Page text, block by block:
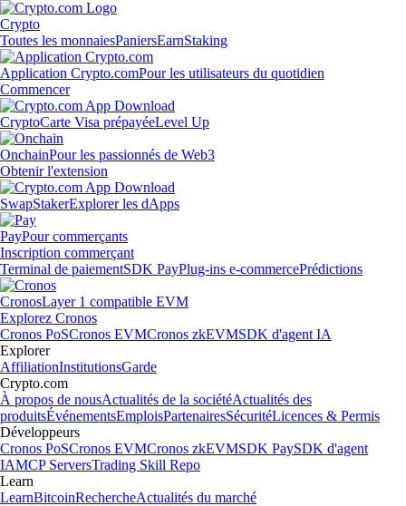
Crypto
Toutes les monnaiesPaniersEarnStaking
Application Crypto.comPour les utilisateurs du quotidien
Commencer
CryptoCarte Visa prépayéeLevel Up
OnchainPour les passionnés de Web3
Obtenir l'extension
SwapStakerExplorer les dApps
PayPour commerçants
Inscription commerçant
Terminal de paiementSDK PayPlug-ins e-commercePrédictions
CronosLayer 1 compatible EVM
Explorez Cronos
Cronos PoSCronos EVMCronos zkEVMSDK d'agent IA
Explorer
AffiliationInstitutionsGarde
Crypto.com
À propos de nousActualités de la sociétéActualités des
produitsÉvénementsEmploisPartenairesSécuritéLicences & Permis
Développeurs
Cronos PoSCronos EVMCronos zkEVMSDK PaySDK d'agent
IAMCP ServersTrading Skill Repo
Learn
LearnBitcoinRechercheActualités du marché